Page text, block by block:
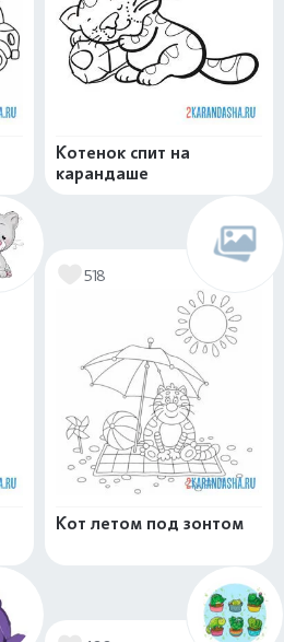
Котенок спит на
карандаше
518
Кот летом под зонтом